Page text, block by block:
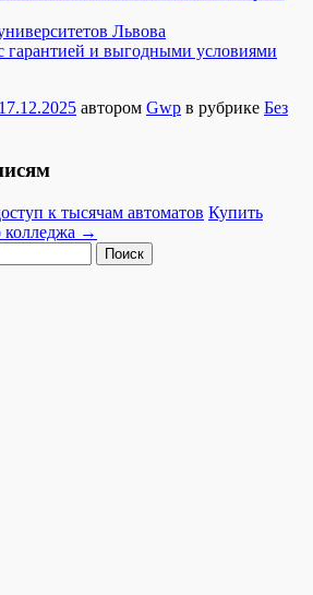
Львова
гарантией и выгодными условиями
17.12.2025 автором Gwp в рубрике Без
к тысячам автоматов Купить
→